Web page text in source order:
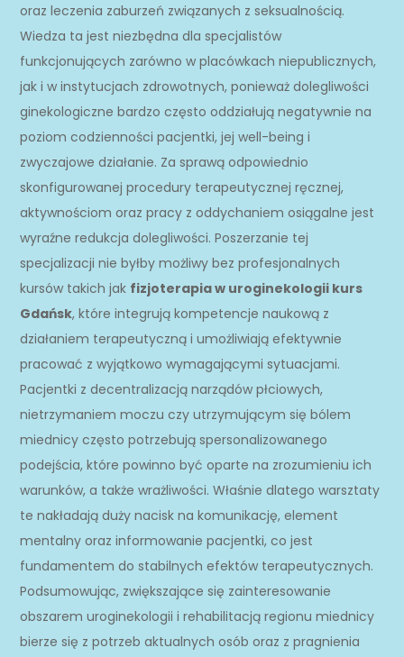
oraz leczenia zaburzeń związanych z seksualnością.
Wiedza ta jest niezbędna dla specjalistów
funkcjonujących zarówno w placówkach niepublicznych,
jak i w instytucjach zdrowotnych, ponieważ dolegliwości
ginekologiczne bardzo często oddziałują negatywnie na
poziom codzienności pacjentki, jej well-being i
zwyczajowe działanie. Za sprawą odpowiednio
skonfigurowanej procedury terapeutycznej ręcznej,
aktywnościom oraz pracy z oddychaniem osiągalne jest
wyraźne redukcja dolegliwości. Poszerzanie tej
specjalizacji nie byłby możliwy bez profesjonalnych
kursów takich jak fizjoterapia w uroginekologii kurs
Gdańsk, które integrują kompetencje naukową z
działaniem terapeutyczną i umożliwiają efektywnie
pracować z wyjątkowo wymagającymi sytuacjami.
Pacjentki z decentralizacją narządów płciowych,
nietrzymaniem moczu czy utrzymującym się bólem
miednicy często potrzebują spersonalizowanego
podejścia, które powinno być oparte na zrozumieniu ich
warunków, a także wrażliwości. Właśnie dlatego warsztaty
te nakładają duży nacisk na komunikację, element
mentalny oraz informowanie pacjentki, co jest
fundamentem do stabilnych efektów terapeutycznych.
Podsumowując, zwiększające się zainteresowanie
obszarem uroginekologii i rehabilitacją regionu miednicy
bierze się z potrzeb aktualnych osób oraz z pragnienia